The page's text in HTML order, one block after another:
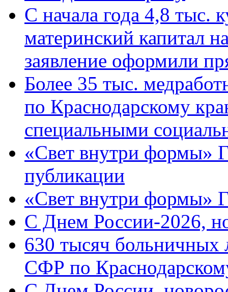
С начала года 4,8 тыс.
материнский капитал
заявление оформили
Более 35 тыс.
по Краснодарскому
специальными
«Свет внутри формы»
публикации
«Свет внутри формы»
C Днем России-2026,
630 тысяч больничных
СФР по